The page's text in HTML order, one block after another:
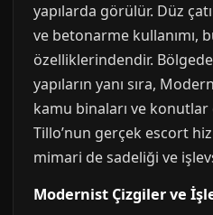
yapılarda görülür. Düz
ve betonarme kullanımı,
özelliklerindendir.
yapıların yanı sıra,
kamu binaları ve
Tillo’nun gerçek escort
mimari de sadeliği ve
Modernist Çizgiler ve